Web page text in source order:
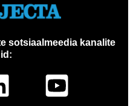
sotsiaalmeedia kanalite